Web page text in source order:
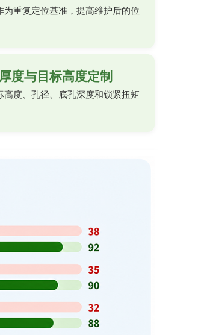
为重复定位基准，提高维护后的位
度与目标高度定制
高度、孔径、底孔深度和锁紧扭矩